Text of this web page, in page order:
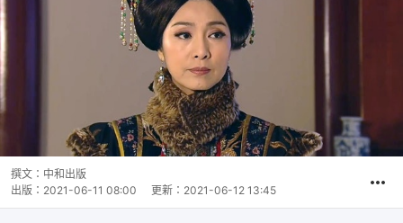
撰文： 中和出版
出版： 2021-06-11 08:00 更新： 2021-06-12 13:45